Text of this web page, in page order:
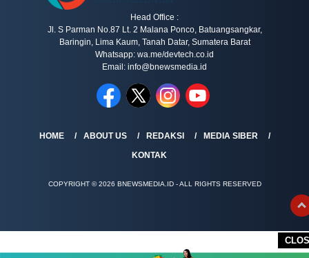
Head Office :
Jl. S Parman No.87 Lt. 2 Malana Ponco, Batuangsangkar,
Baringin, Lima Kaum, Tanah Datar, Sumatera Barat
Whatsapp: wa.me/devtech.co.id
Email: info@bnewsmedia.id
HOME ABOUT US REDAKSI
MEDIA SIBER
KONTAK
COPYRIGHT © 2026 BNEWSMEDIA.ID - ALL RIGHTS RESERVED